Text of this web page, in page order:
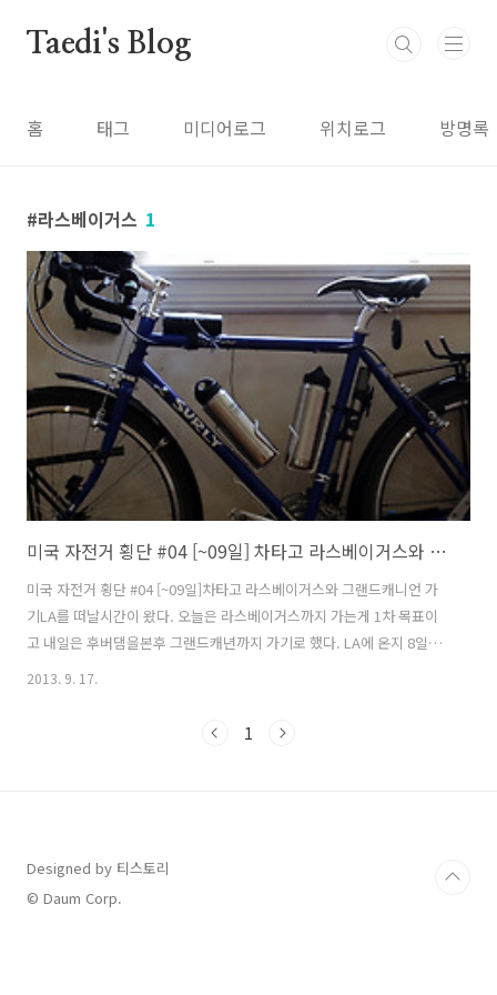
Taedi's Blog
홈 태그 미디어로그 위치로그 방명록
라스베이거스 1
미국 자전거 횡단 #04 [~09일] 차타고 라스베이거스와 그랜드캐니언 가기
미국 자전거 횡단 #04 [~09일]차타고 라스베이거스와 그랜드캐니언 가
기LA를 떠날시간이 왔다. 오늘은 라스베이거스까지 가는게 1차 목표이
고 내일은 후버댐을본후 그랜드캐년까지 가기로 했다. LA에 온지 8일이
나 됐지만 그동안 한번도 자전거를 타지않고 조립만 하고 방치해 두었다.
제 이틀 후면 들판에 나혼자 내몰리게 되는 상황이다. 길거리에서 혼자
2013. 9. 17.
1
Designed by 티스토리
© Daum Corp.